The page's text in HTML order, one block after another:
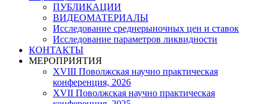
ПУБЛИКАЦИИ
ВИДЕОМАТЕРИАЛЫ
Исследование среднерыночных цен и ставок
Исследование параметров ликвидности
КОНТАКТЫ
МЕРОПРИЯТИЯ
XVIII Поволжская научно практическая
конференция, 2026
XVII Поволжская научно практическая